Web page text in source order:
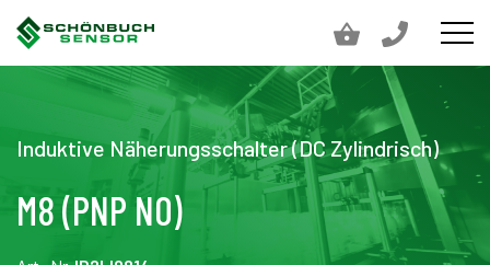
Induktive Näherungsschalter (DC Zylindrisch)
M8 (PNP NO)